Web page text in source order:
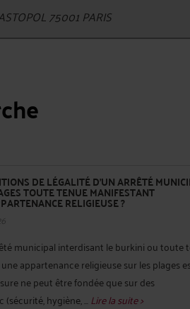
75001 PARIS
DE LÉGALITÉ D’UN ARRÊTÉ
TOUTE TENUE MANIFESTANT
RELIGIEUSE ?
municipal interdisant le burkini ou toute
appartenance religieuse sur les plages
ne peut être fondée que sur des
hygiène, ...Lire la suite >